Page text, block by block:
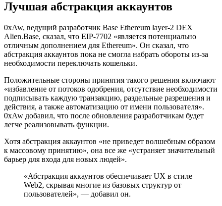
Лучшая абстракция аккаунтов
0xAw, ведущий разработчик Base Ethereum layer-2 DEX
Alien.Base, сказал, что EIP‑7702 «является потенциально
отличным дополнением для Ethereum». Он сказал, что
абстракция аккаунтов пока не смогла набрать обороты из-за
необходимости переключать кошельки.
Положительные стороны принятия такого решения включают
«избавление от потоков одобрения, отсутствие необходимости
подписывать каждую транзакцию, раздельные разрешения и
действия, а также автоматизацию от имени пользователя».
0xAw добавил, что после обновления разработчикам будет
легче реализовывать функции.
Хотя абстракция аккаунтов «не приведет волшебным образом
к массовому принятию», она все же «устраняет значительный
барьер для входа для новых людей».
«Абстракция аккаунтов обеспечивает UX в стиле
Web2, скрывая многие из базовых структур от
пользователей», — добавил он.